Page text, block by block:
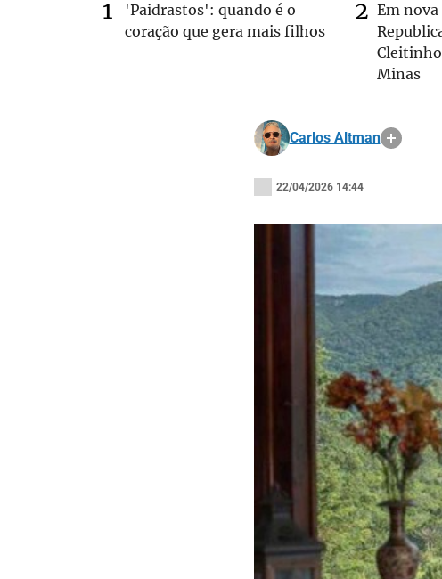
'Paidrastos': quando é o
coração que gera mais filhos
Em
Minas
Carlos Altman
22/04/2026 14:44